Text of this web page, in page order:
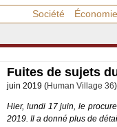
Société Économie
Fuites de sujets
juin 2019 (Human Village 36
Hier, lundi 17 juin, le
2019. Il a donné plus de